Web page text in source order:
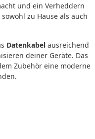
und ein Verheddern
sowohl zu Hause als auch
Datenkabel ausreichend
deiner Geräte. Das
Zubehör eine moderne